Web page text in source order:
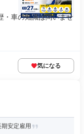
・車の知識は問いませ
気になる
安定雇用